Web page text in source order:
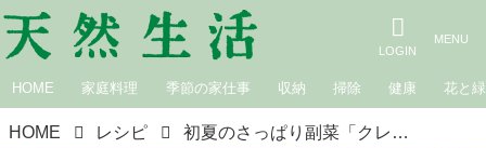
HOME 家庭料理 季節の家仕事 収納 掃除 健康 花と緑
HOME レシピ 初夏のさっぱり副菜「クレソンとじゃこのおひたし」のつくり方。さわやかな香りとほのかな辛みを“和風だし”で楽しむひと皿｜松田美智子の季節の仕事